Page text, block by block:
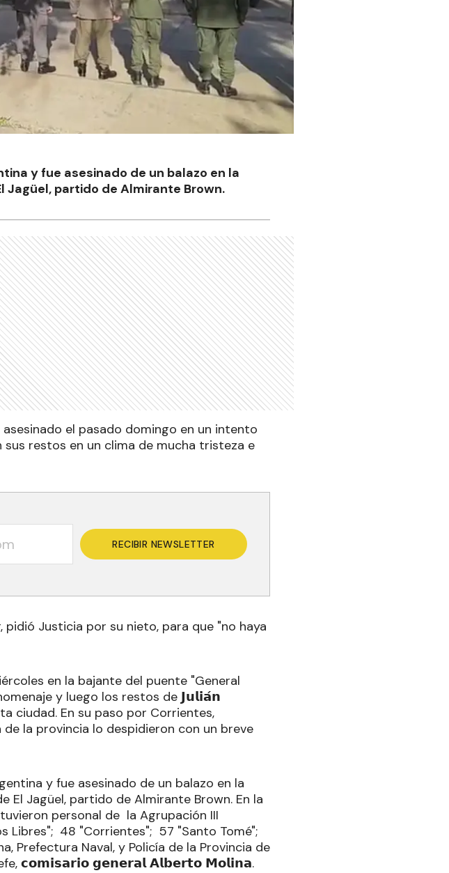
y fue asesinado de un balazo en la
Jagüel, partido de Almirante Brown.
el pasado domingo en un intento
restos en un clima de mucha tristeza e
RECIBIR NEWSLETTER
Justicia por su nieto, para que "no haya
en la bajante del puente "General
y luego los restos de 𝗝𝘂𝗹𝗶𝗮́𝗻
ciudad. En su paso por Corrientes,
la provincia lo despidieron con un breve
y fue asesinado de un balazo en la
El Jagüel, partido de Almirante Brown. En la
personal de la Agrupación III
Libres"; 48 "Corrientes"; 57 "Santo Tomé";
Prefectura Naval, y Policía de la Provincia de
𝗰𝗼𝗺𝗶𝘀𝗮𝗿𝗶𝗼 𝗴𝗲𝗻𝗲𝗿𝗮𝗹 𝗔𝗹𝗯𝗲𝗿𝘁𝗼 𝗠𝗼𝗹𝗶𝗻𝗮.